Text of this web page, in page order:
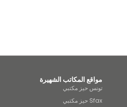
required to travel
مواقع المكاتب الشهيرة
تونس حيز مكتبي